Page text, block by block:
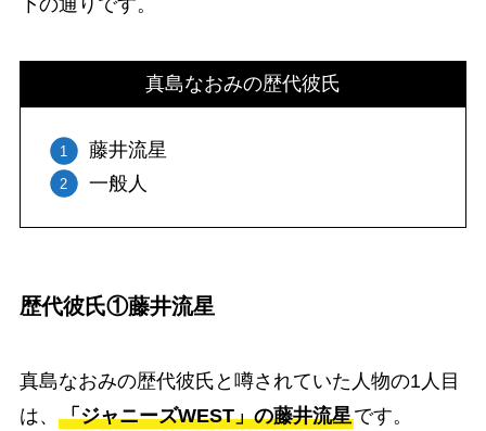
真島なおみの歴代彼氏
藤井流星
一般人
歴代彼氏①藤井流星
真島なおみの歴代彼氏と噂されていた人物の1人目
は、 「ジャニーズWEST」の藤井流星です。